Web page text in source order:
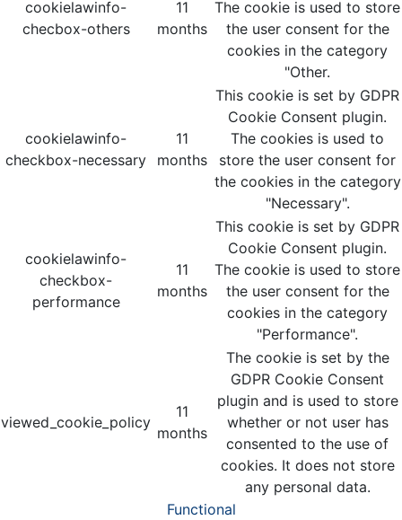
cookielawinfo-
checbox-others
11
months
The cookie is used to store
the user consent for the
cookies in the category
"Other.
cookielawinfo-
checkbox-necessary
11
months
This cookie is set by GDPR
Cookie Consent plugin.
The cookies is used to
store the user consent for
the cookies in the category
"Necessary".
cookielawinfo-
checkbox-
performance
11
months
This cookie is set by GDPR
Cookie Consent plugin.
The cookie is used to store
the user consent for the
cookies in the category
"Performance".
viewed_cookie_policy
11
months
The cookie is set by the
GDPR Cookie Consent
plugin and is used to store
whether or not user has
consented to the use of
cookies. It does not store
any personal data.
Functional